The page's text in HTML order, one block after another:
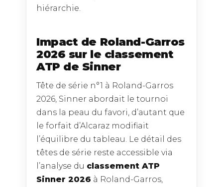
hiérarchie.
Impact de Roland-Garros
2026 sur le classement
ATP de Sinner
Tête de série n°1 à Roland-Garros
2026, Sinner abordait le tournoi
dans la peau du favori, d’autant que
le forfait d’Alcaraz modifiait
l’équilibre du tableau. Le détail des
têtes de série reste accessible via
l’analyse du classement ATP
Sinner 2026 à Roland-Garros,